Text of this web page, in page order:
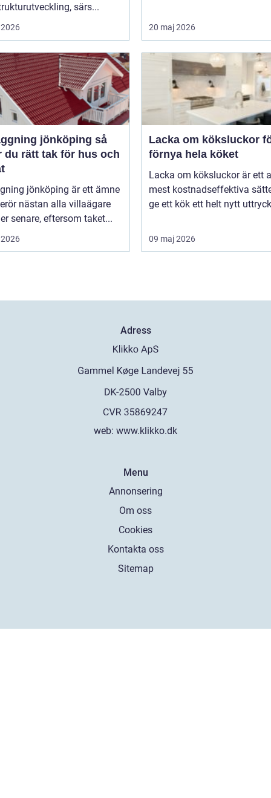
särs...
20 maj 2026
jönköping så
du rätt tak för hus och
jönköping är ett ämne
nästan alla villaägare
senare, eftersom taket...
Lacka om köksluckor
förnya hela köket
Lacka om köksluckor är ett
mest kostnadseffektiva
ge ett kök ett helt nytt
09 maj 2026
Adress
web: www.klikko.dk
Menu
Annonsering
Om oss
Cookies
Kontakta oss
Sitemap